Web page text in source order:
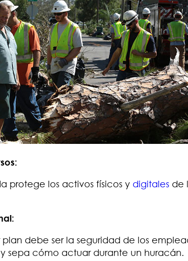
protege los activos físicos y digitales de
debe ser la seguridad de los
sepa cómo actuar durante un huracán.